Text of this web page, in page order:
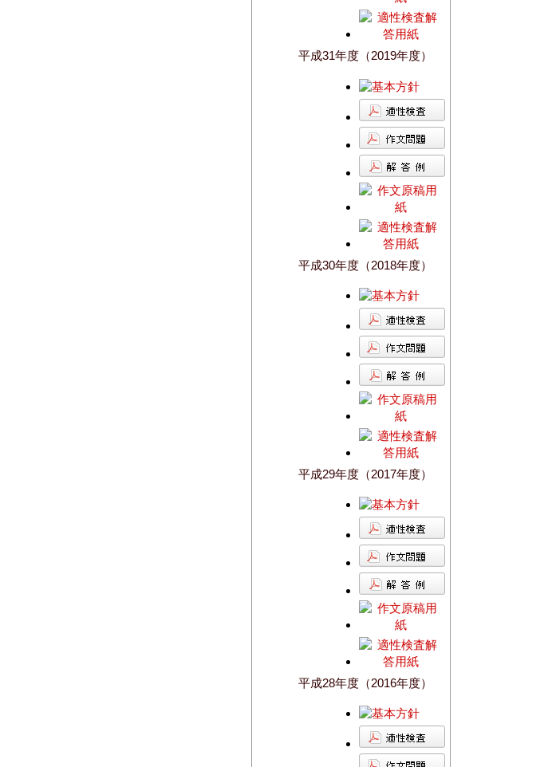
平成31年度（2019年度）
平成30年度（2018年度）
平成29年度（2017年度）
平成28年度（2016年度）